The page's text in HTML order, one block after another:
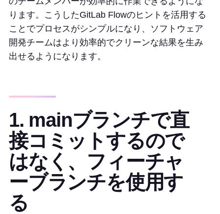
ります。こうしたGitLab Flowのヒントを活用する
ことでプロセスがシンプルになり、ソフトウェア
開発チームはより効率的でクリーンな結果を生み
出せるようになります。
1. mainブランチで直
接コミットするので
はなく、フィーチャ
ーブランチを使用す
る